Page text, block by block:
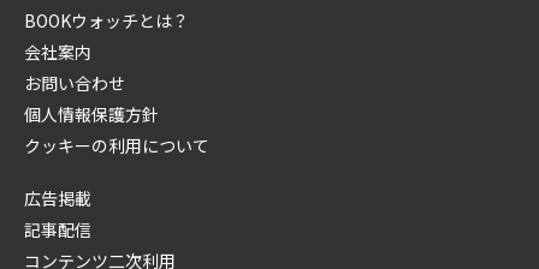
BOOKウォッチとは？
会社案内
お問い合わせ
個人情報保護方針
クッキーの利用について
広告掲載
記事配信
コンテンツ二次利用